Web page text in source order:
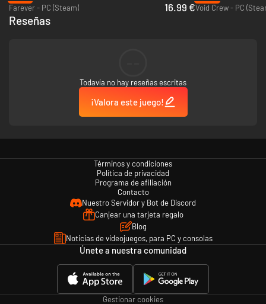
Farever - PC (Steam)
16.99 €Void Crew - PC
Reseñas
Todavía no hay reseñas escritas
¡Valora este juego!
Términos y condiciones
Política de privacidad
Programa de afiliación
Contacto
Nuestro Servidor y Bot de Discord
Canjear una tarjeta regalo
Blog
Noticias de videojuegos, para PC y consolas
Únete a nuestra comunidad
Gestionar cookies